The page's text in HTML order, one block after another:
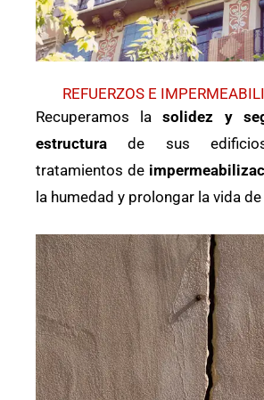
REFUERZOS E
Recuperamos lasolidez y
estructura de sus
tratamientos de
la humedad y prolongar la vida